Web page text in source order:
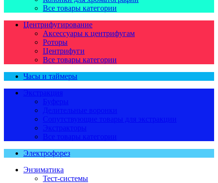
Все товары категории
Центрифугирование
Аксессуары к центрифугам
Роторы
Центрифуги
Все товары категории
Часы и таймеры
Экстракция
Буферы
Делительные воронки
Сопутствующие товары для экстракции
Экстракторы
Все товары категории
Электрофорез
Энзиматика
Тест-системы